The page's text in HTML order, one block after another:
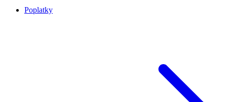
Poplatky